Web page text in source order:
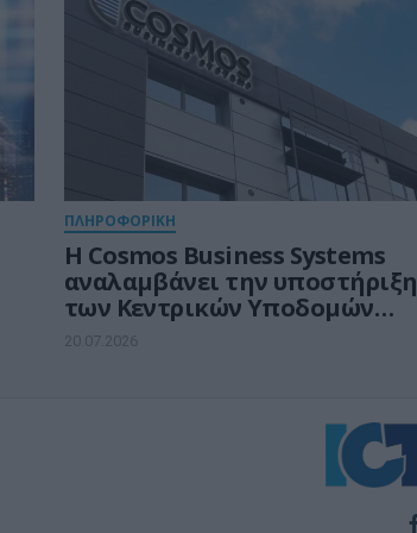
ΠΛΗΡΟΦΟΡΙΚΗ
Η Cosmos Business Systems
αναλαμβάνει την υποστήριξη
των Κεντρικών Υποδομών
Πληροφορικής του Δήμου
20.07.2026